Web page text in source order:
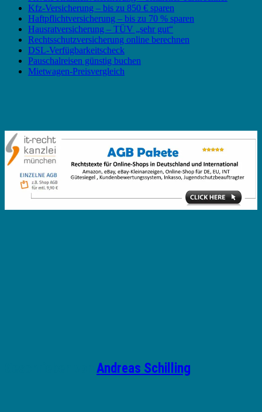
Kfz-Versicherung – bis zu 850 € sparen
Haftpflichtversicherung – bis zu 70 % sparen
Hausratversicherung – TÜV „sehr gut“
Rechtsschutzversicherung online berechnen
DSL-Verfügbarkeitscheck
Pauschalreisen günstig buchen
Mietwagen-Preisvergleich
Andreas Schilling